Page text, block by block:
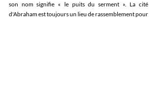
son nom signifie « le puits du serment ». La cité
d'Abraham est toujours un lieu de rassemblement pour